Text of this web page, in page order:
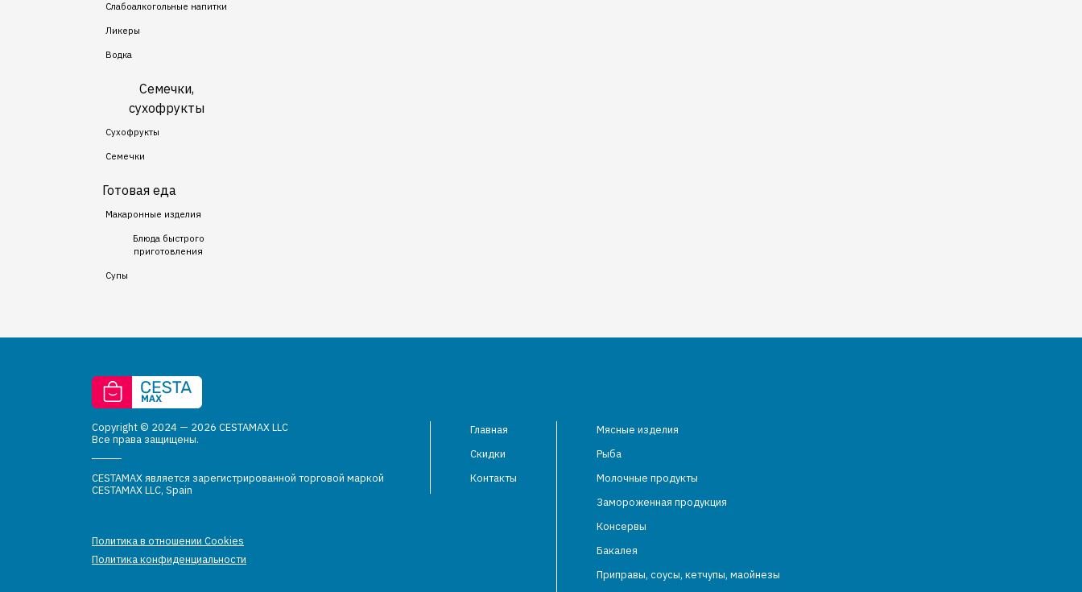
Слабоалкогольные напитки
Ликеры
Водка
Семечки,
сухофрукты
Сухофрукты
Семечки
Готовая еда
Макаронные изделия
Блюда быстрого
приготовления
Супы
Copyright © 2024 — 2026 CESTAMAX LLC
Все права защищены.
CESTAMAX является зарегистрированной торговой маркой
CESTAMAX LLC, Spain
Политика в отношении Cookies
Политика конфиденциальности
Главная
Скидки
Контакты
Мясные изделия
Рыба
Молочные продукты
Замороженная продукция
Консервы
Бакалея
Приправы, соусы, кетчупы, маойнезы